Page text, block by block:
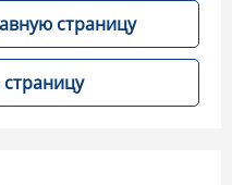
страницу